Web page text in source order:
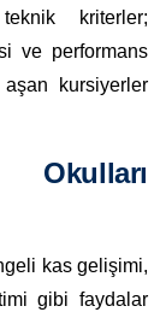
kriterler;
ve performans
kursiyerler
kas gelişimi,
gibi faydalar